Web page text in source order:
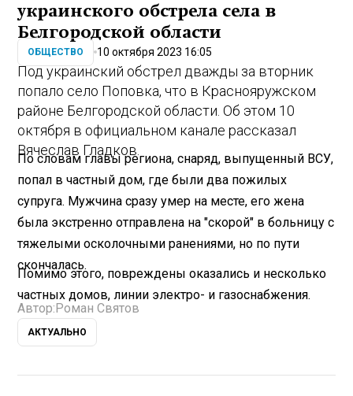
украинского обстрела села в
Белгородской области
ОБЩЕСТВО 10 октября 2023 16:05
Под украинский обстрел дважды за вторник
попало село Поповка, что в Краснояружском
районе Белгородской области. Об этом 10
октября в официальном канале рассказал
Вячеслав Гладков.
По словам главы региона, снаряд, выпущенный ВСУ,
попал в частный дом, где были два пожилых
супруга. Мужчина сразу умер на месте, его жена
была экстренно отправлена на "скорой" в больницу с
тяжелыми осколочными ранениями, но по пути
скончалась.
Помимо этого, повреждены оказались и несколько
частных домов, линии электро- и газоснабжения.
Автор: Роман Святов
АКТУАЛЬНО